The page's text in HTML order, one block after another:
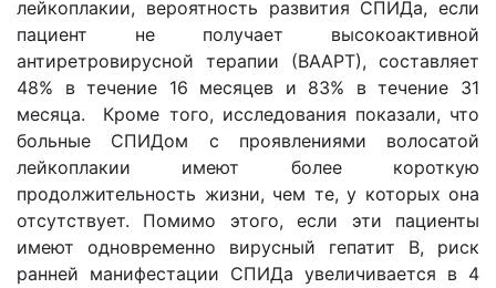
лейкоплакии, вероятность развития СПИДа, если
пациент не получает высокоактивной
антиретровирусной терапии (ВААРТ), составляет
48% в течение 16 месяцев и 83% в течение 31
месяца. Кроме того, исследования показали, что
больные СПИДом с проявлениями волосатой
лейкоплакии имеют более короткую
продолжительность жизни, чем те, у которых она
отсутствует. Помимо этого, если эти пациенты
имеют одновременно вирусный гепатит В, риск
ранней манифестации СПИДа увеличивается в 4